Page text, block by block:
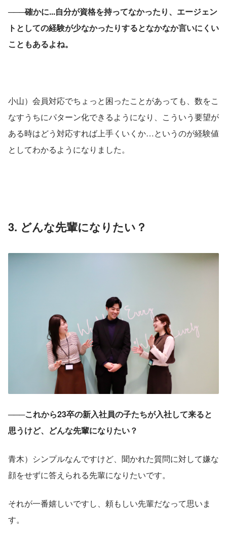
───確かに...自分が資格を持ってなかったり、エージェン
トとしての経験が少なかったりするとなかなか言いにくい
こともあるよね。
小山）会員対応でちょっと困ったことがあっても、数をこ
なすうちにパターン化できるようになり、こういう要望が
ある時はどう対応すれば上手くいくか…というのが経験値
としてわかるようになりました。
3. どんな先輩になりたい？
───これから23卒の新入社員の子たちが入社して来ると
思うけど、どんな先輩になりたい？
青木）シンプルなんですけど、聞かれた質問に対して嫌な
顔をせずに答えられる先輩になりたいです。
それが一番嬉しいですし、頼もしい先輩だなって思いま
す。